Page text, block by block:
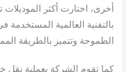
أخرى، اختارت أكثر الموديلات
بالتقنية العالمية
الطموحة وتتميز بالطريقة
كما تقوم الشركة بعملية نقل